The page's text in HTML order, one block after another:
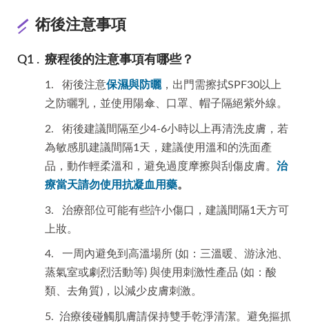
術後注意事項
療程後的注意事項有哪些？
1. 術後注意保濕與防曬，出門需擦拭SPF30以上
之防曬乳，並使用陽傘、口罩、帽子隔絕紫外線。
2. 術後建議間隔至少4-6小時以上再清洗皮膚，若
為敏感肌建議間隔1天，建議使用溫和的洗面產
品，動作輕柔溫和，避免過度摩擦與刮傷皮膚。 治
療當天請勿使用抗凝血用藥。
3. 治療部位可能有些許小傷口，建議間隔1天方可
上妝。
4. 一周內避免到高溫場所 (如：三溫暖、游泳池、
蒸氣室或劇烈活動等) 與使用刺激性產品 (如：酸
類、去角質)，以減少皮膚刺激。
5. 治療後碰觸肌膚請保持雙手乾淨清潔。避免摳抓